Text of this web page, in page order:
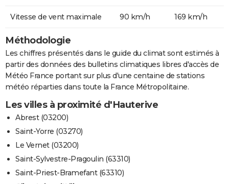
Vitesse de vent maximale 90 km/h 169 km/h
Méthodologie
Les chiffres présentés dans le guide du climat sont estimés à
partir des données des bulletins climatiques libres d'accès de
Météo France portant sur plus d'une centaine de stations
météo réparties dans toute la France Métropolitaine.
Les villes à proximité d'Hauterive
Abrest (03200)
Saint-Yorre (03270)
Le Vernet (03200)
Saint-Sylvestre-Pragoulin (63310)
Saint-Priest-Bramefant (63310)